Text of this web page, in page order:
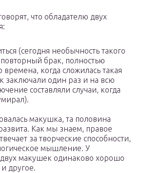
что обладателю двух
(сегодня необычность такого
брак, полностью
времена, когда сложилась такая
заключали один раз и на всю
составляли случаи, когда
макушка, та половина
Как мы знаем, правое
за творческие способности,
мышление. У
макушек одинаково хорошо
другое.